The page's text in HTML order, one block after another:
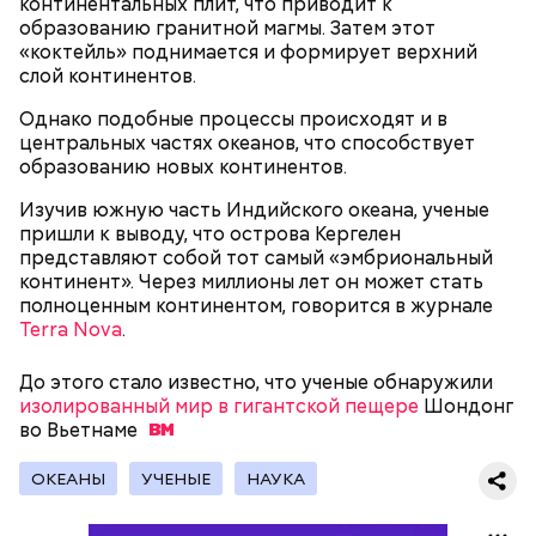
образованию гранитной магмы. Затем этот
«коктейль» поднимается и формирует верхний
слой континентов.
Однако подобные процессы происходят и в
центральных частях океанов, что способствует
образованию новых континентов.
Изучив южную часть Индийского океана, ученые
пришли к выводу, что острова Кергелен
представляют собой тот самый «эмбриональный
континент». Через миллионы лет он может стать
полноценным континентом, говорится в журнале
Terra Nova.
До этого стало известно, что ученые обнаружили
изолированный мир в гигантской пещере Шондонг
во Вьетнаме
ОКЕАНЫ УЧЕНЫЕ НАУКА
Люсиль Рандон (118 лет)
Фото: public domain
20 лет приняла монашество в одном из парижских
монастырей.